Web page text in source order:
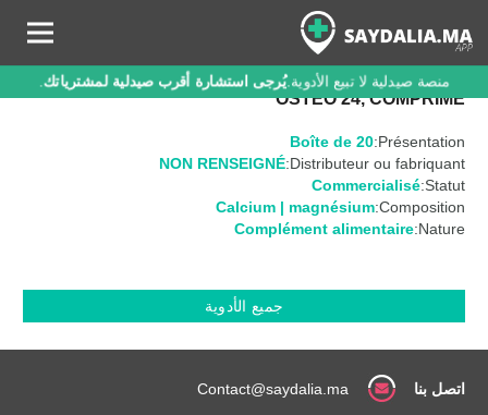
منصة صيدلية لا تبيع الأدوية.يُرجى استشارة أقرب صيدلية لمشترياتك.
OSTEO 24, COMPRIMÉ
Présentation:
Boîte de 20
Distributeur ou fabriquant:
NON RENSEIGNÉ
Statut:
Commercialisé
Composition:
Calcium | magnésium
Nature:
Complément alimentaire
جميع الأدوية
اتصل بنا Contact@saydalia.ma